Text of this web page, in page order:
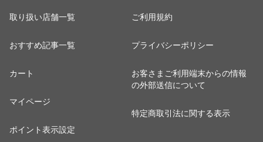
取り扱い店舗一覧
おすすめ記事一覧
カート
マイページ
ポイント表示設定
ご利用規約
プライバシーポリシー
お客さまご利用端末からの情報
の外部送信について
特定商取引法に関する表示